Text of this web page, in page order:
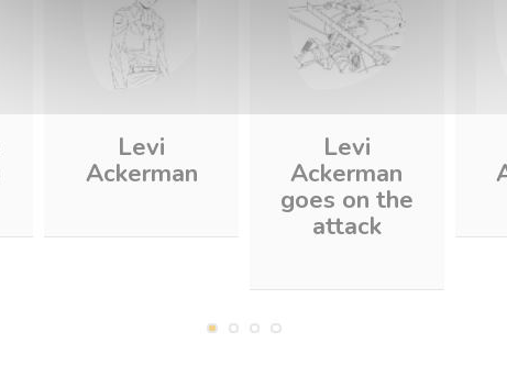
Levi
Ackerman
Levi
Ackerman
goes on the
attack